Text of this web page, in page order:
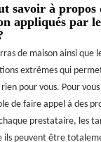
savoir à propos
appliqués par
de maison ainsi que
extrêmes qui
pour vous. Pour
de faire appel à des
prestataire, les
ils peuvent être